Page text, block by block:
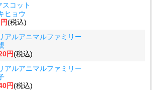
コット
ヒョウ
(税込)
アルアニマルファミリー
円(税込)
アルアニマルファミリー
円(税込)